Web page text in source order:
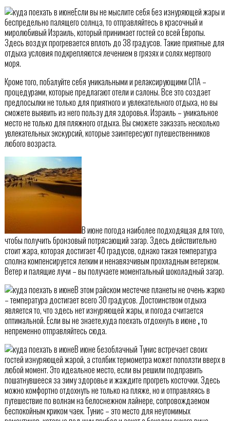
Если вы не мыслите себя без изнуряющей жары и
беспредельно палящего солнца, то отправляйтесь в красочный и
миролюбивый Израиль, который принимает гостей со всей Европы.
Здесь воздух прогревается вплоть до 38 градусов. Такие приятные для
отдыха условия подкрепляются лечением в грязях и солях мертвого
моря.
Кроме того, побалуйте себя уникальными и релаксирующими СПА –
процедурами, которые предлагают отели и салоны. Все это создает
предпосылки не только для приятного и увлекательного отдыха, но вы
сможете выявить из него пользу для здоровья. Израиль – уникальное
место не только для пляжного отдыха. Вы сможете заказать несколько
увлекательных экскурсий, которые заинтересуют путешественников
любого возраста.
В июне погода наиболее подходящая для того,
чтобы получить бронзовый потрясающий загар. Здесь действительно
стоит жара, которая достигает 40 градусов, однако такая температура
сполна компенсируется легким и ненавязчивым прохладным ветерком.
Ветер и палящие лучи – вы получаете моментальный шоколадный загар.
В этом райском местечке планеты не очень жарко
– температура достигает всего 30 градусов. Достоинством отдыха
является то, что здесь нет изнуряющей жары, и погода считается
оптимальной. Если вы не знаете,куда поехать отдохнуть в июне ,то
непременно отправляйтесь сюда.
В июне безоблачный Тунис встречает своих
гостей изнуряющей жарой, а столбик термометра может поползти вверх в
любой момент. Это идеальное место, если вы решили подправить
пошатнувшееся за зиму здоровье и жаждите прогреть косточки. Здесь
можно комфортно отдохнуть не только на пляже, но и отправляясь в
путешествие по волнам на белоснежном лайнере, сопровождаемом
беспокойным криком чаек. Тунис – это место для неутомимых